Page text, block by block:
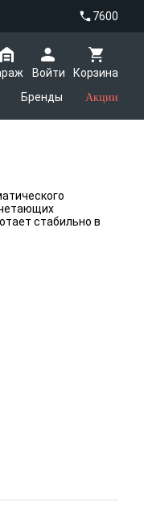
7600
Корзина
Войти
Бренды Акции
стабильно в